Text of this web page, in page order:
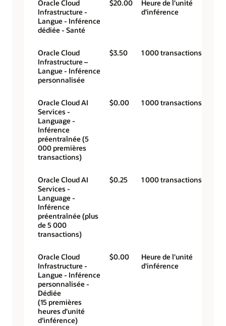
Oracle Cloud
Infrastructure -
Langue - Inférence
dédiée - Santé
$20.00
Heure de l'unité
d'inférence
Oracle Cloud
Infrastructure –
Langue - Inférence
personnalisée
$3.50 1 000 transactions
Oracle Cloud AI
Services -
Language -
Inférence
préentraînée (5
000 premières
transactions)
$0.00 1 000 transactions
Oracle Cloud AI
Services -
Language -
Inférence
préentraînée (plus
de 5 000
transactions)
$0.25 1 000 transactions
Oracle Cloud
Infrastructure -
Langue - Inférence
personnalisée -
Dédiée
(15 premières
heures d'unité
d'inférence)
$0.00
Heure de l'unité
d'inférence